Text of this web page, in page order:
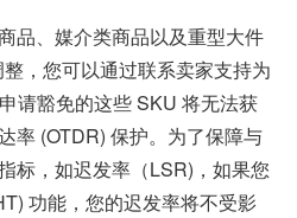
品、媒介类商品以及重型大件
，您可以通过联系卖家支持为
请豁免的这些 SKU 将无法获
率 (OTDR) 保护。为了保障与
标，如迟发率（LSR)，如果您
功能，您的迟发率将不受影